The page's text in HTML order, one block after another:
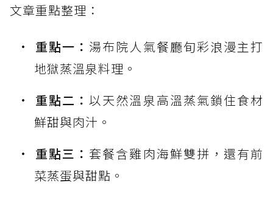
文章重點整理：
重點一： 湯布院人氣餐廳旬彩浪漫主打
地獄蒸溫泉料理。
重點二：以天然溫泉高溫蒸氣鎖住食材
鮮甜與肉汁。
重點三： 套餐含雞肉海鮮雙拼，還有前
菜蒸蛋與甜點。